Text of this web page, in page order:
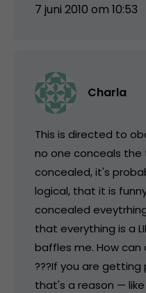
7 juni 2010 om 10:53
Charla
This is directed to
no one conceals the
concealed, it's
logical, that it is
concealed
that everything is a
baffles me. How can
???If you are
that's a reason — like